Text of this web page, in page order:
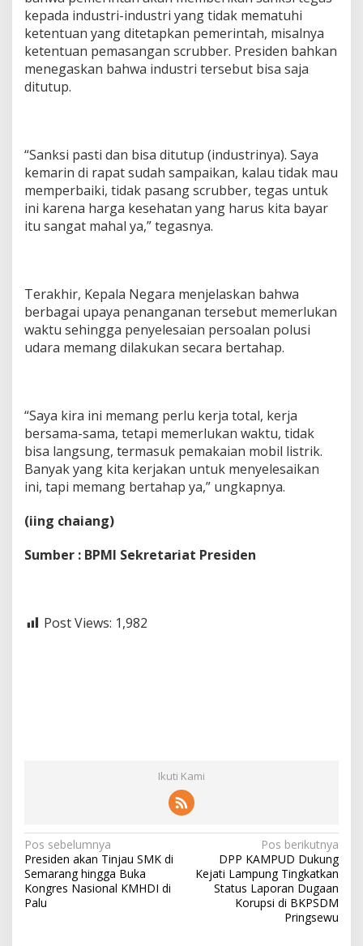
kepada industri-industri yang tidak mematuhi
ketentuan yang ditetapkan pemerintah, misalnya
ketentuan pemasangan scrubber. Presiden bahkan
menegaskan bahwa industri tersebut bisa saja
ditutup.
“Sanksi pasti dan bisa ditutup (industrinya). Saya
kemarin di rapat sudah sampaikan, kalau tidak mau
memperbaiki, tidak pasang scrubber, tegas untuk
ini karena harga kesehatan yang harus kita bayar
itu sangat mahal ya,” tegasnya.
Terakhir, Kepala Negara menjelaskan bahwa
berbagai upaya penanganan tersebut memerlukan
waktu sehingga penyelesaian persoalan polusi
udara memang dilakukan secara bertahap.
“Saya kira ini memang perlu kerja total, kerja
bersama-sama, tetapi memerlukan waktu, tidak
bisa langsung, termasuk pemakaian mobil listrik.
Banyak yang kita kerjakan untuk menyelesaikan
ini, tapi memang bertahap ya,” ungkapnya.
(iing chaiang)
Sumber : BPMI Sekretariat Presiden
Post Views: 1,982
Ikuti Kami
N
a
v
i
Pos sebelumnya
Presiden akan Tinjau SMK di
Semarang hingga Buka
Kongres Nasional KMHDI di
Palu
Pos berikutnya
DPP KAMPUD Dukung
Kejati Lampung Tingkatkan
Status Laporan Dugaan
Korupsi di BKPSDM
Pringsewu